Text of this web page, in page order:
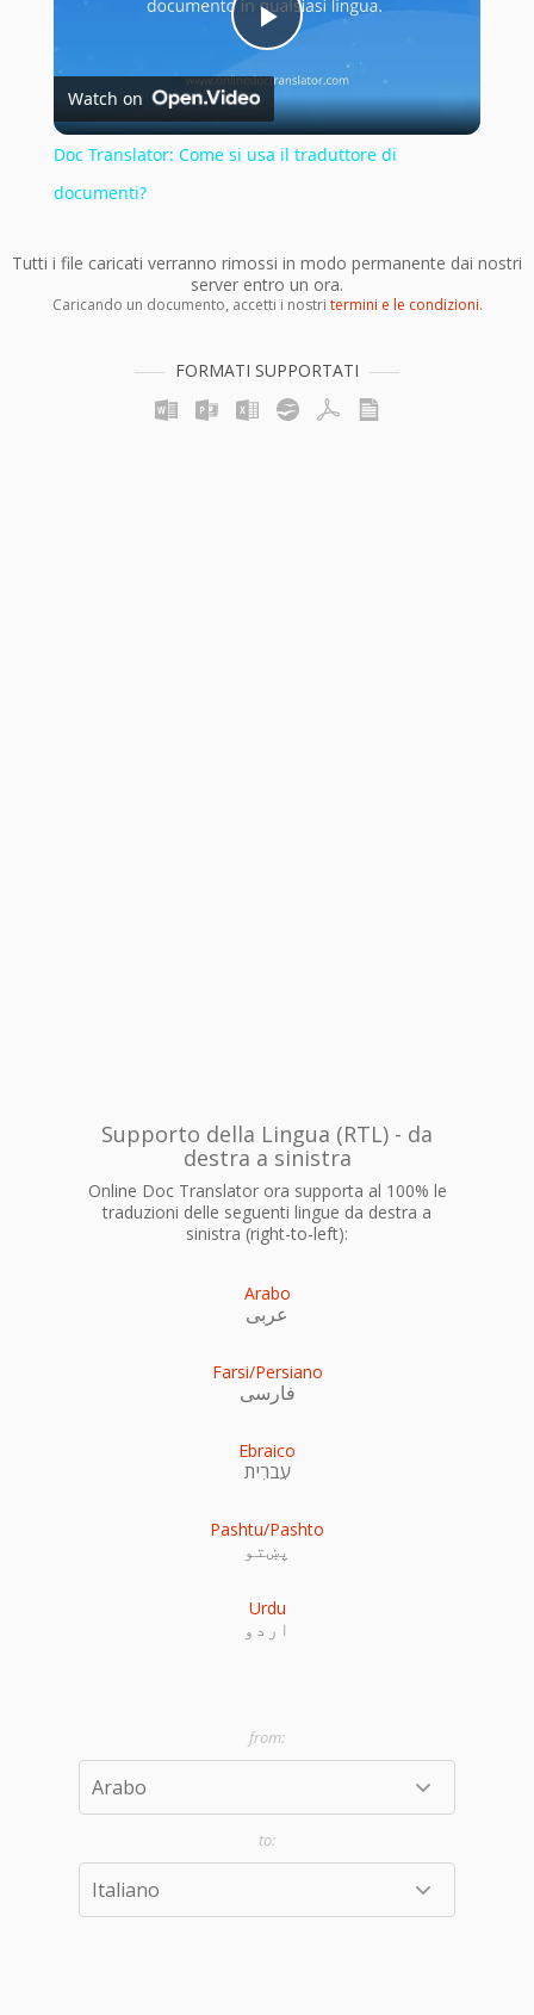
Play
Video
Watch on
Doc Translator: Come si usa il traduttore di
documenti?
Tutti i file caricati verranno rimossi in modo permanente dai nostri
server entro un ora.
Caricando un documento, accetti i nostri termini e le condizioni.
FORMATI SUPPORTATI
Supporto della Lingua (RTL) - da
destra a sinistra
Online Doc Translator ora supporta al 100% le
traduzioni delle seguenti lingue da destra a
sinistra (right-to-left):
Arabo
عربى
Farsi/Persiano
فارسی
Ebraico
עִברִית
Pashtu/Pashto
پښتو
Urdu
اردو